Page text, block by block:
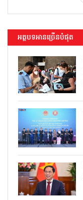
អត្ថបទអានច្រើនបំផុត